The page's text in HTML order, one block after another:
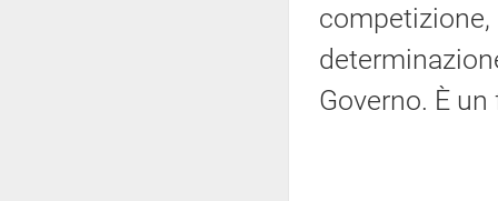
Governo. È